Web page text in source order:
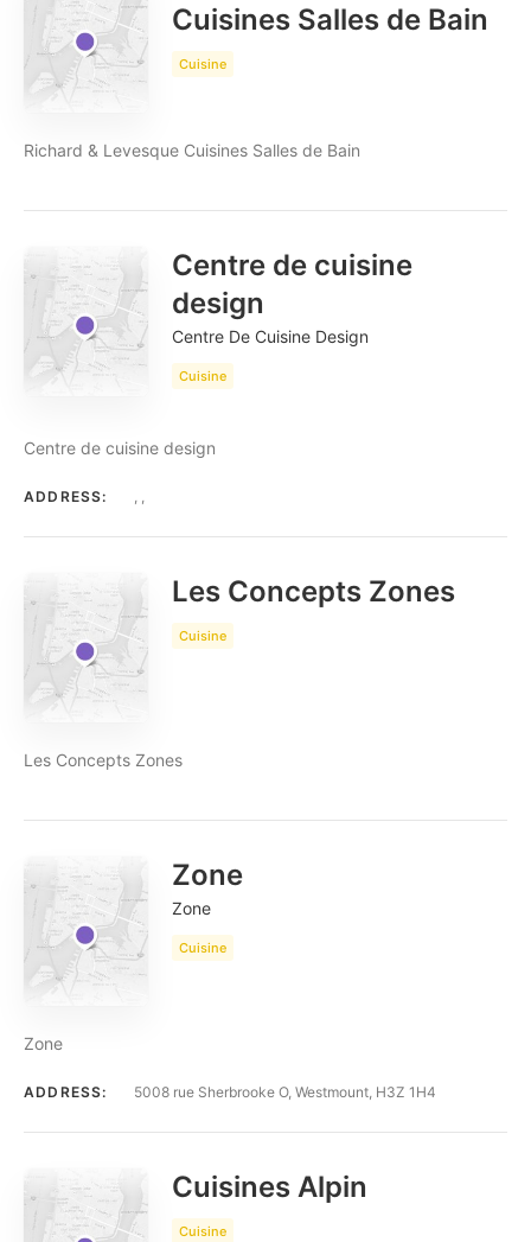
Cuisines Salles de Bain
Cuisine
Richard & Levesque Cuisines Salles de Bain
Centre de cuisine
design
Centre De Cuisine Design
Cuisine
Centre de cuisine design
ADDRESS: , ,
Les Concepts Zones
Cuisine
Les Concepts Zones
Zone
Zone
Cuisine
Zone
ADDRESS: 5008 rue Sherbrooke O, Westmount, H3Z 1H4
Cuisines Alpin
Cuisine